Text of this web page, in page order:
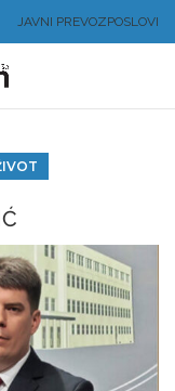
JAVNI PREVOZPOSLOVI